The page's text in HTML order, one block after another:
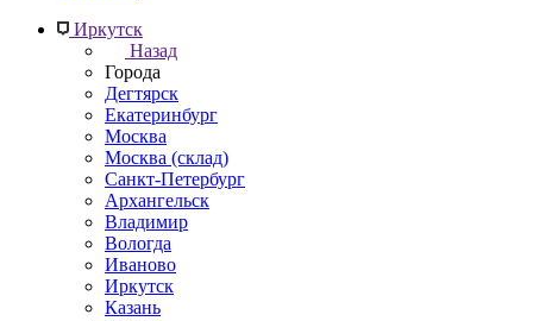
Иркутск
Назад
Города
Дегтярск
Екатеринбург
Москва
Москва (склад)
Санкт-Петербург
Архангельск
Владимир
Вологда
Иваново
Иркутск
Казань